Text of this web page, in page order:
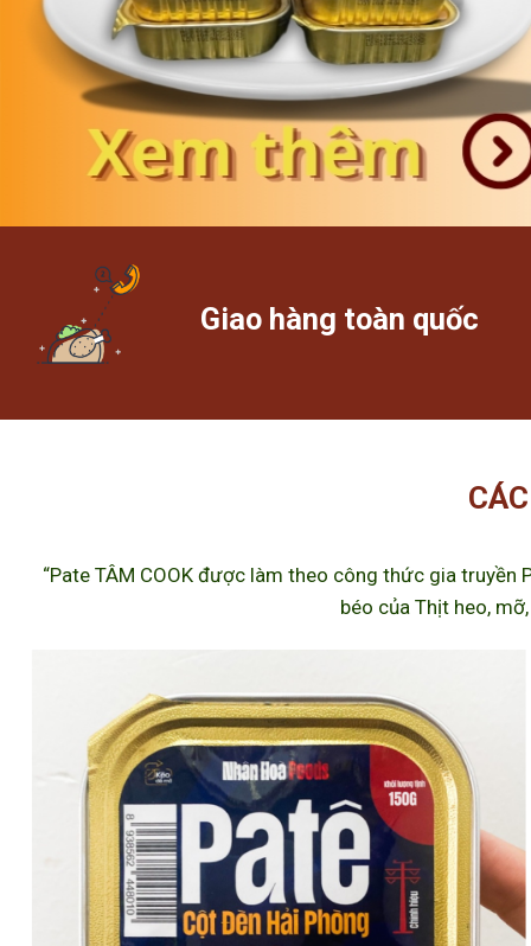
Giao hàng toàn quốc
“Pate TÂM COOK được làm theo công thức gia
béo của Thịt heo,